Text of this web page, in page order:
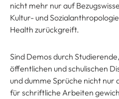
nicht mehr nur auf
Kultur- und
Health zurückgreift.
Sind Demos durch
öffentlichen und schulischen
und dumme Sprüche nicht nur
für schriftliche Arbeiten